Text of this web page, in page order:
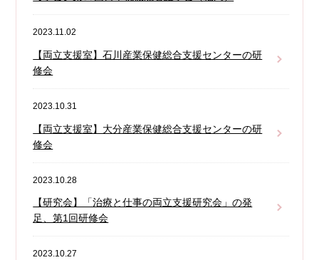
2023.11.02
【両立支援室】石川産業保健総合支援センターの研
修会
2023.10.31
【両立支援室】大分産業保健総合支援センターの研
修会
2023.10.28
【研究会】「治療と仕事の両立支援研究会」の発
足、第1回研修会
2023.10.27